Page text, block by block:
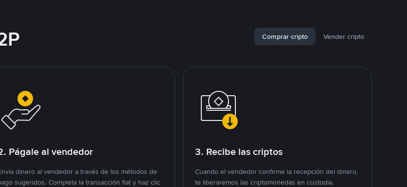
Comprar cripto Vender cripto
Págale al vendedor
dinero al vendedor a través de los métodos de
sugeridos. Completa la transacción fiat y haz clic
3. Recibe las criptos
Cuando el vendedor confirme la recepción del dinero,
te liberaremos las criptomonedas en custodia.